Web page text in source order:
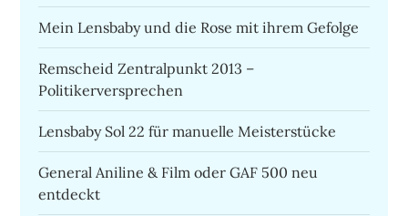
Mein Lensbaby und die Rose mit ihrem Gefolge
Remscheid Zentralpunkt 2013 –
Politikerversprechen
Lensbaby Sol 22 für manuelle Meisterstücke
General Aniline & Film oder GAF 500 neu
entdeckt